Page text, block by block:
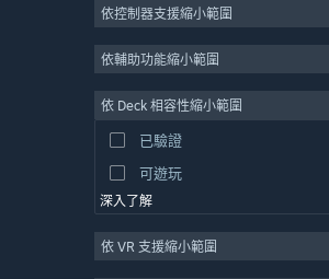
策略
工具
免費遊玩
依控制器支援縮小範圍
依輔助功能縮小範圍
依 Deck 相容性縮小範圍
已驗證
可遊玩
深入了解
依 VR 支援縮小範圍